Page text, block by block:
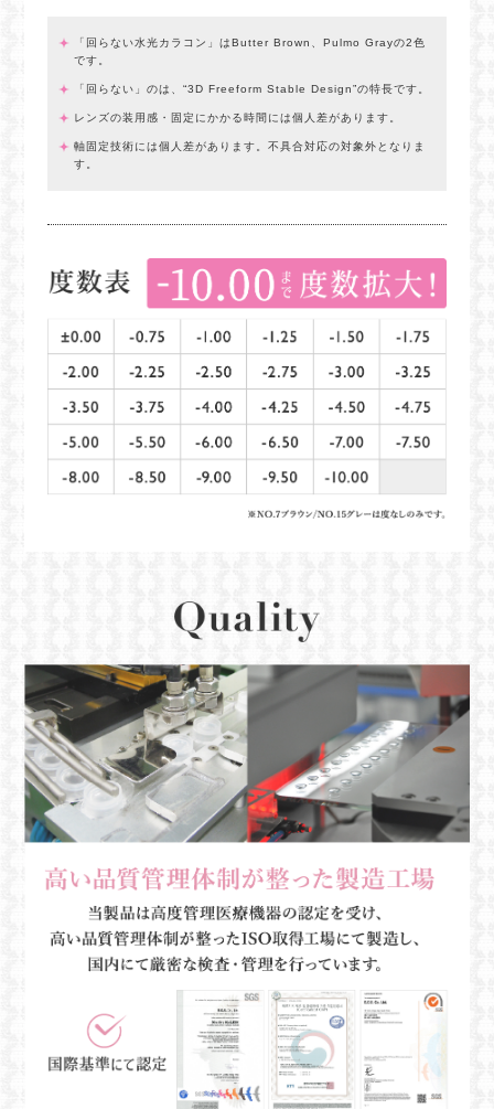
「回らない水光カラコン」はButter Brown、Pulmo Grayの2色
です。
「回らない」のは、“3D Freeform Stable Design”の特長です。
レンズの装用感・固定にかかる時間には個人差があります。
軸固定技術には個人差があります。不具合対応の対象外となりま
す。